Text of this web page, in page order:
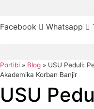
konten
Facebook Whatsapp
Portibi » Blog » USU Peduli:
Akademika Korban Banjir
USU